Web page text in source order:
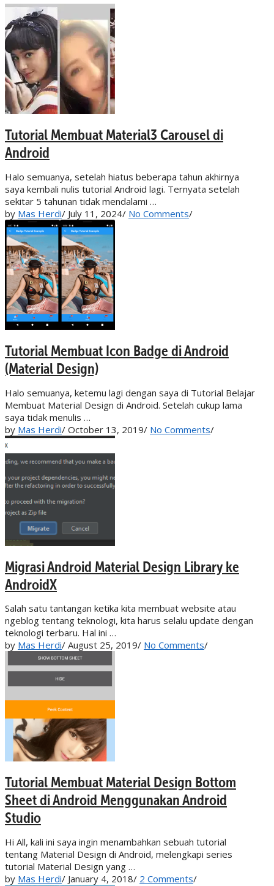
Tutorial Membuat Material3 Carousel di
Android
Halo semuanya, setelah hiatus beberapa tahun akhirnya
saya kembali nulis tutorial Android lagi. Ternyata setelah
sekitar 5 tahunan tidak mendalami …
by Mas Herdi/ July 11, 2024/ No Comments/
Tutorial Membuat Icon Badge di Android
(Material Design)
Halo semuanya, ketemu lagi dengan saya di Tutorial Belajar
Membuat Material Design di Android. Setelah cukup lama
saya tidak menulis …
by Mas Herdi/ October 13, 2019/ No Comments/
Migrasi Android Material Design Library ke
AndroidX
Salah satu tantangan ketika kita membuat website atau
ngeblog tentang teknologi, kita harus selalu update dengan
teknologi terbaru. Hal ini …
by Mas Herdi/ August 25, 2019/ No Comments/
Tutorial Membuat Material Design Bottom
Sheet di Android Menggunakan Android
Studio
Hi All, kali ini saya ingin menambahkan sebuah tutorial
tentang Material Design di Android, melengkapi series
tutorial Material Design yang …
by Mas Herdi/ January 4, 2018/ 2 Comments/